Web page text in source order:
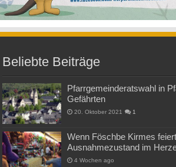
Beliebte Beiträge
Pfarrgemeinderatswahl in
Gefährten
20. Oktober 2021 1
Wenn Föschbe Kirmes
Ausnahmezustand im
4 Wochen ago